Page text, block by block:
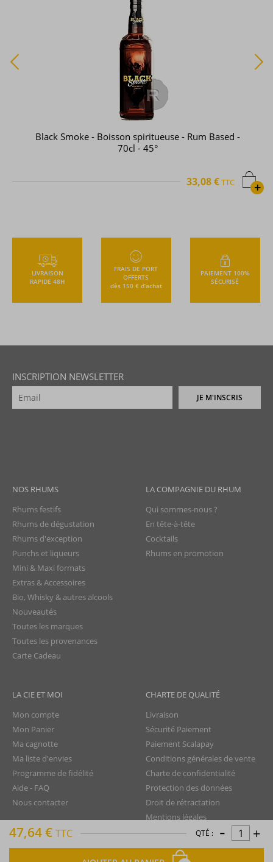
47,64 € TTC QTÉ : - +
Black Smoke - Boisson spiritueuse - Rum Based -
70cl - 45°
+
33,08 €TTC
LIVRAISON
RAPIDE 48H
FRAIS DE PORT
OFFERTS
dès 150 € d’achat
PAIEMENT 100%
SÉCURISÉ
INSCRIPTION NEWSLETTER
JE M'INSCRIS
NOS RHUMS
Rhums festifs
Rhums de dégustation
Rhums d'exception
Punchs et liqueurs
Mini & Maxi formats
Extras & Accessoires
Bio, Whisky & autres alcools
Nouveautés
Toutes les marques
Toutes les provenances
Carte Cadeau
LA COMPAGNIE DU RHUM
Qui sommes-nous ?
En tête-à-tête
Cocktails
Rhums en promotion
LA CIE ET MOI
Mon compte
Mon Panier
Ma cagnotte
Ma liste d'envies
Programme de fidélité
Aide - FAQ
Nous contacter
CHARTE DE QUALITÉ
Livraison
Sécurité Paiement
Paiement Scalapay
Conditions générales de vente
Charte de confidentialité
Protection des données
Droit de rétractation
Mentions légales
Plan du site